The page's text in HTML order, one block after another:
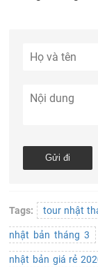
Tags: tour nhật
nhật bản tháng 3
nhật bản giá rẻ